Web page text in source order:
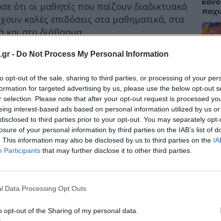
- Do Not Process My Personal Information
opt-out of the sale, sharing to third parties, or processing of your
for targeted advertising by us, please use the below opt-out
selection. Please note that after your opt-out request is processed
interest-based ads based on personal information utilized by us
to third parties prior to your opt-out. You may separately
of your personal information by third parties on the IAB’s list of
This information may also be disclosed by us to third parties on the
Participants that may further disclose it to other third parties.
Data Processing Opt Outs
opt-out of the Sharing of my personal data.
ότι οι μαθητές που παίζουν διαδικτυακά
καλές επιδόσεις στα μαθηματικά, στα
και στο διάβασμα.
παιχνίδια στο διαδίκτυο έχουν
από το μέσο όρο στα μαθηματικά και
επιδόσεις στα επιστημονικά
Πόσο του RMIT που συμμετείχε στην
επιλύεις προβλήματα προκειμένου να
και αυτό σε υποχρεώνει να
όσο και μαθηματικές γνώσεις, αλλά και
ανάγνωση των γνωστικών αντικειμένων
τόνισε ο ίδιος επιστήμονας.
ΙΣΑ: